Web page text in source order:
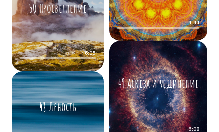
50 Просветление
6:05
48 Леность
4:44
49 Аскеза и уединение
6:08